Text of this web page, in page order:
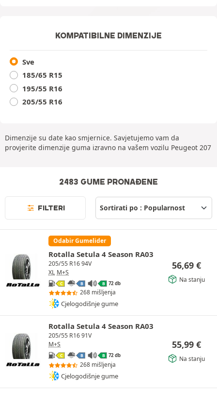
KOMPATIBILNE DIMENZIJE
Sve
185/65 R15
195/55 R16
205/55 R16
Dimenzije su date kao smjernice. Savjetujemo vam da
provjerite dimenzije guma izravno na vašem vozilu Peugeot 207
2483 GUME PRONAĐENE
FILTERI
Odabir Gumelider
Rotalla Setula 4 Season RA03
205/55 R16 94V
XL M+S
C B B 72 db
268 mišljenja
Cjelogodišnje gume
56,69 €
Na stanju
Rotalla Setula 4 Season RA03
205/55 R16 91V
M+S
C B B 72 db
268 mišljenja
Cjelogodišnje gume
55,99 €
Na stanju